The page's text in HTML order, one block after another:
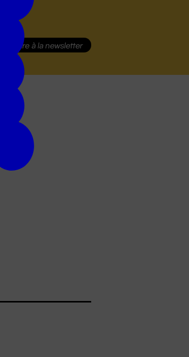
S'inscrire à la newsletter